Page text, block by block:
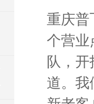
重庆普
个营业
队，
道。我